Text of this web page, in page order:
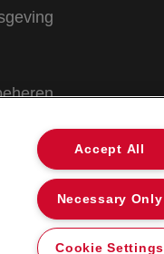
Accept All
Necessary Only
Cookie Settings